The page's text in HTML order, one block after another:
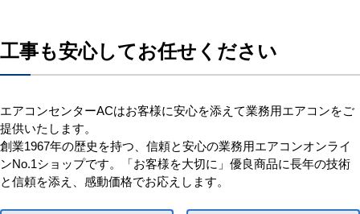
工事も安心してお任せください
エアコンセンターACはお客様に安心を添えて業務用エアコンをご
提供いたします。
創業1967年の歴史を持つ、信頼と安心の業務用エアコンオンライ
ンNo.1ショップです。「お客様を大切に」優良商品に長年の技術
と信頼を添え、感動価格でお応えします。